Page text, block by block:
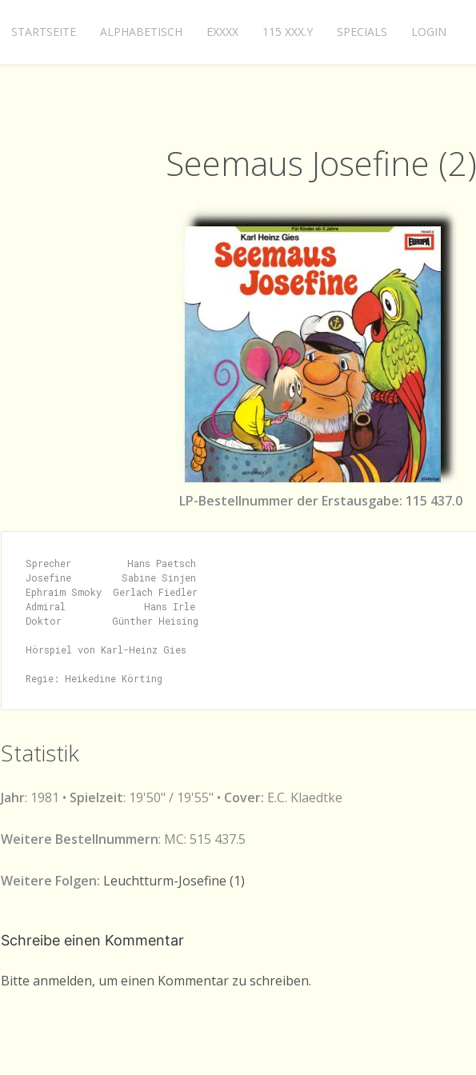
STARTSEITE ALPHABETISCH EXXXX 115 XXX.Y SPECIALS LOGIN
Seemaus Josefine (2)
LP-Bestellnummer der Erstausgabe: 115 437.0
Sprecher          Hans Paetsch
Josefine         Sabine Sinjen
Ephraim Smoky  Gerlach Fiedler
Admiral              Hans Irle
Doktor         Günther Heising
Hörspiel von Karl-Heinz Gies
Statistik
Jahr: 1981 • Spielzeit: 19'50" / 19'55" • Cover: E.C. Klaedtke
Weitere Bestellnummern: MC: 515 437.5
Weitere Folgen: Leuchtturm-Josefine (1)
Schreibe einen Kommentar
Bitte anmelden, um einen Kommentar zu schreiben.